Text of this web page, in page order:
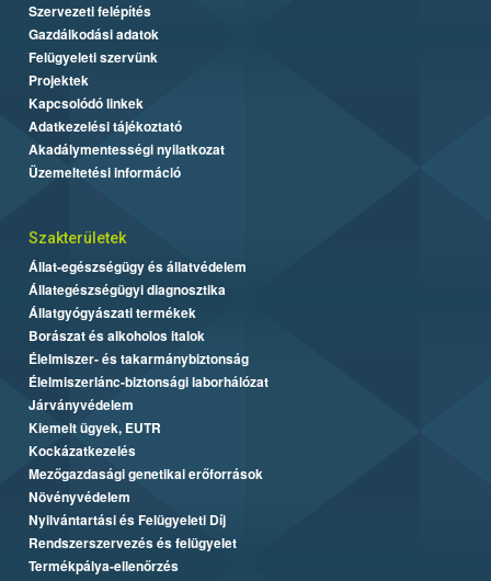
Szervezeti felépítés
Gazdálkodási adatok
Felügyeleti szervünk
Projektek
Kapcsolódó linkek
Adatkezelési tájékoztató
Akadálymentességi nyilatkozat
Üzemeltetési információ
Szakterületek
Állat-egészségügy és állatvédelem
Állategészségügyi diagnosztika
Állatgyógyászati termékek
Borászat és alkoholos italok
Élelmiszer- és takarmánybiztonság
Élelmiszerlánc-biztonsági laborhálózat
Járványvédelem
Kiemelt ügyek, EUTR
Kockázatkezelés
Mezőgazdasági genetikai erőforrások
Növényvédelem
Nyilvántartási és Felügyeleti Díj
Rendszerszervezés és felügyelet
Termékpálya-ellenőrzés